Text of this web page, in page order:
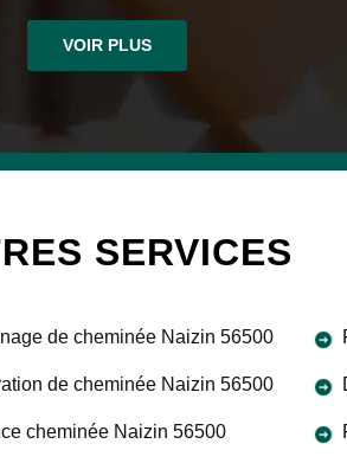
VOIR PLUS
SERVICES
de cheminée Naizin 56500
de cheminée Naizin 56500
cheminée Naizin 56500